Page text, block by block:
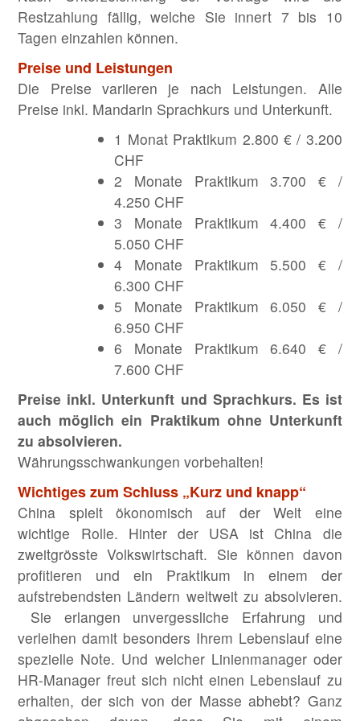
Restzahlung fällig, welche Sie innert 7 bis 10
Tagen einzahlen können.
Preise und Leistungen
Die Preise variieren je nach Leistungen. Alle
Preise inkl. Mandarin Sprachkurs und Unterkunft.
1 Monat Praktikum 2.800 € / 3.200
CHF
2 Monate Praktikum 3.700 € /
4.250 CHF
3 Monate Praktikum 4.400 € /
5.050 CHF
4 Monate Praktikum 5.500 € /
6.300 CHF
5 Monate Praktikum 6.050 € /
6.950 CHF
6 Monate Praktikum 6.640 € /
7.600 CHF
Preise inkl. Unterkunft und Sprachkurs. Es ist
auch möglich ein Praktikum ohne Unterkunft
zu absolvieren.
Währungsschwankungen vorbehalten!
Wichtiges zum Schluss „Kurz und knapp“
China spielt ökonomisch auf der Welt eine
wichtige Rolle. Hinter der USA ist China die
zweitgrösste Volkswirtschaft. Sie können davon
profitieren und ein Praktikum in einem der
aufstrebendsten Ländern weltweit zu absolvieren.
Sie erlangen unvergessliche Erfahrung und
verleihen damit besonders Ihrem Lebenslauf eine
spezielle Note. Und welcher Linienmanager oder
HR-Manager freut sich nicht einen Lebenslauf zu
erhalten, der sich von der Masse abhebt? Ganz